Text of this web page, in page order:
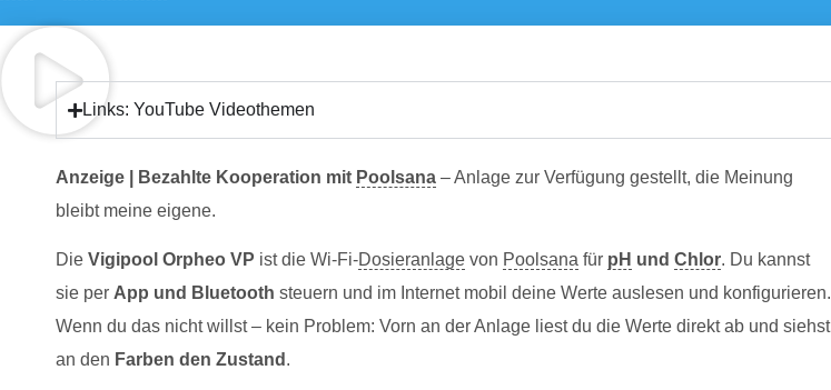
Links: YouTube Videothemen
Anzeige | Bezahlte Kooperation mit Poolsana – Anlage zur Verfügung gestellt, die Meinung
bleibt meine eigene.
Die Vigipool Orpheo VP ist die Wi-Fi-Dosieranlage von Poolsana für pH und Chlor. Du kannst
sie per App und Bluetooth steuern und im Internet mobil deine Werte auslesen und konfigurieren.
Wenn du das nicht willst – kein Problem: Vorn an der Anlage liest du die Werte direkt ab und siehst
an den Farben den Zustand .